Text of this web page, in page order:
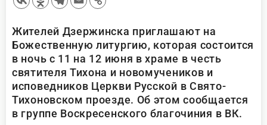
Жителей Дзержинска приглашают на
Божественную литургию, которая состоится
в ночь с 11 на 12 июня в храме в честь
святителя Тихона и новомучеников и
исповедников Церкви Русской в Свято-
Тихоновском проезде. Об этом сообщается
в группе Воскресенского благочиния в ВК.